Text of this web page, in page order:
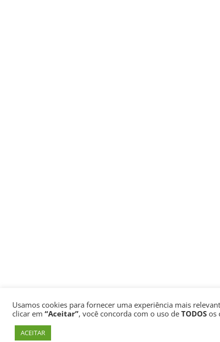
Usamos cookies para fornecer uma experiência mais
clicar em “Aceitar”, você concorda com o uso de TODOS os
ACEITAR